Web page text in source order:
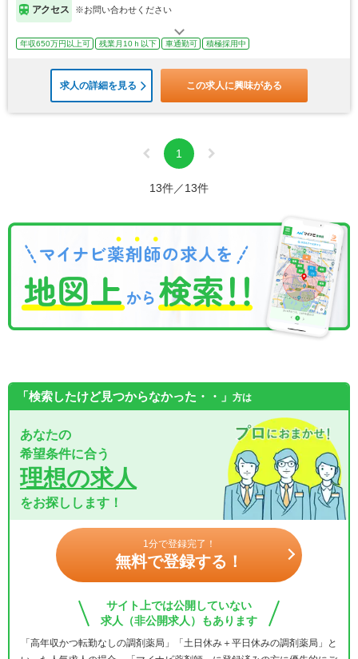
アクセス ※お問い合わせください
年収650万円以上可 残業月10ｈ以下 車通勤可 積極採用中
求人の詳細を見る この求人に興味がある
1
13件／13件
「検索したけど見つからなかった・・」 方は
あなたの
希望条件に合う
理想の求人
をお探しします！
1分で登録完了！
無料で登録する！
サイト上では公開していない
求人（非公開求人）もあります
「高年収かつ転勤なしの調剤薬局」「土日休み＋平日休みの調剤薬局」と